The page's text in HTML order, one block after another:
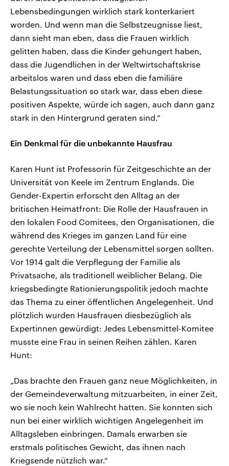
Lebensbedingungen wirklich stark konterkariert
worden. Und wenn man die Selbstzeugnisse liest,
dann sieht man eben, dass die Frauen wirklich
gelitten haben, dass die Kinder gehungert haben,
dass die Jugendlichen in der Weltwirtschaftskrise
arbeitslos waren und dass eben die familiäre
Belastungssituation so stark war, dass eben diese
positiven Aspekte, würde ich sagen, auch dann ganz
stark in den Hintergrund geraten sind.“
Ein Denkmal für die unbekannte Hausfrau
Karen Hunt ist Professorin für Zeitgeschichte an der
Universität von Keele im Zentrum Englands. Die
Gender-Expertin erforscht den Alltag an der
britischen Heimatfront: Die Rolle der Hausfrauen in
den lokalen Food Comitees, den Organisationen, die
während des Krieges im ganzen Land für eine
gerechte Verteilung der Lebensmittel sorgen sollten.
Vor 1914 galt die Verpflegung der Familie als
Privatsache, als traditionell weiblicher Belang. Die
kriegsbedingte Rationierungspolitik jedoch machte
das Thema zu einer öffentlichen Angelegenheit. Und
plötzlich wurden Hausfrauen diesbezüglich als
Expertinnen gewürdigt: Jedes Lebensmittel-Komitee
musste eine Frau in seinen Reihen zählen. Karen
Hunt:
„Das brachte den Frauen ganz neue Möglichkeiten, in
der Gemeindeverwaltung mitzuarbeiten, in einer Zeit,
wo sie noch kein Wahlrecht hatten. Sie konnten sich
nun bei einer wirklich wichtigen Angelegenheit im
Alltagsleben einbringen. Damals erwarben sie
erstmals politisches Gewicht, das ihnen nach
Kriegsende nützlich war.“